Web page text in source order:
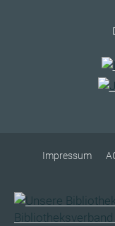
Impressum